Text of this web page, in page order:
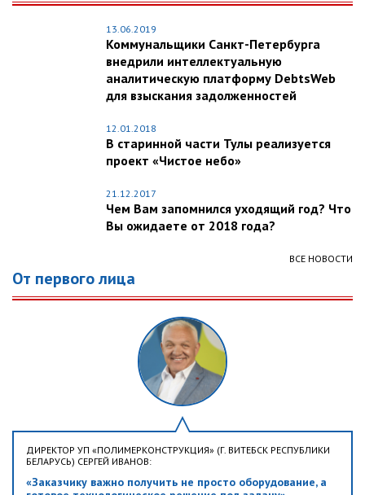
13.06.2019
Коммунальщики Санкт-Петербурга
внедрили интеллектуальную
аналитическую платформу DebtsWeb
для взыскания задолженностей
12.01.2018
В старинной части Тулы реализуется
проект «Чистое небо»
21.12.2017
Чем Вам запомнился уходящий год? Что
Вы ожидаете от 2018 года?
ВСЕ НОВОСТИ
От первого лица
ДИРЕКТОР УП «ПОЛИМЕРКОНСТРУКЦИЯ» (Г. ВИТЕБСК РЕСПУБЛИКИ
БЕЛАРУСЬ) СЕРГЕЙ ИВАНОВ:
«Заказчику важно получить не просто оборудование, а